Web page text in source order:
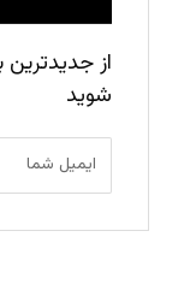
از جدیدترین
شوید